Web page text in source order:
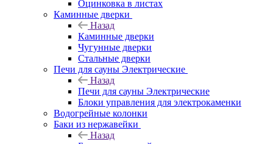
Оцинковка в листах
Каминные дверки
Назад
Каминные дверки
Чугунные дверки
Стальные дверки
Печи для сауны Электрические
Назад
Печи для сауны Электрические
Блоки управления для электрокаменки
Водогрейные колонки
Баки из нержавейки
Назад